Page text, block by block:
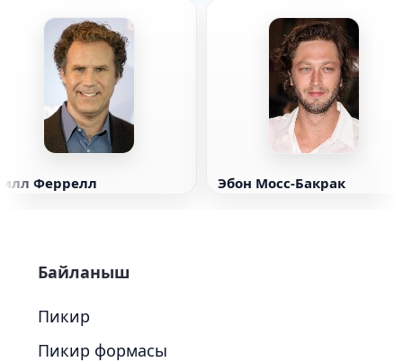
Феррелл Эбон Мосс-Бакрак
Байланыш
Пикир
Пикир формасы